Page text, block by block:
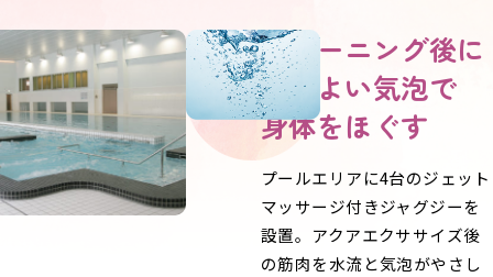
トレーニング後に
心地よい気泡で
身体をほぐす
プールエリアに4台のジェット
マッサージ付きジャグジーを
設置。アクアエクササイズ後
の筋肉を水流と気泡がやさし